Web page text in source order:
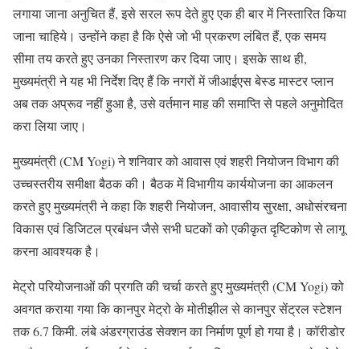
लगाया जाना अनुचित हैं, इसे सरल रूप देते हुए एक ही बार में निस्तारित किया
जाना चाहिये। उन्होंने कहा है कि ऐसे जो भी प्रकरण लंबित हैं, एक समय
सीमा तय करते हुए उनका निस्तारण कर दिया जाए। इसके साथ ही,
मुख्यमंत्री ने यह भी निर्देश दिए हैं कि नगरों में जीआईएस बेस्ड मास्टर प्लान
अब तक अप्रूव नहीं हुआ है, उसे वर्तमान माह की समाप्ति से पहले अनुमोदित
करा लिया जाए।
मुख्यमंत्री (CM Yogi) ने शनिवार को आवास एवं शहरी नियोजन विभाग की
उच्चस्तरीय समीक्षा बैठक की। बैठक में विभागीय कार्ययोजना का आकलन
करते हुए मुख्यमंत्री ने कहा कि शहरी नियोजन, आवासीय सुरक्षा, अधोसंरचना
विकास एवं डिजिटल प्रबंधन जैसे सभी घटकों को एकीकृत दृष्टिकोण से लागू
करना आवश्यक है।
मेट्रो परियोजनाओं की प्रगति की चर्चा करते हुए मुख्यमंत्री (CM Yogi) को
अवगत कराया गया कि कानपुर मेट्रो के मोतीझील से कानपुर सेंट्रल स्टेशन
तक 6.7 किमी. लंबे अंडरग्राउंड सेक्शन का निर्माण पूर्ण हो गया है। कॉरीडोर